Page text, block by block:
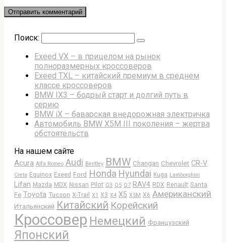
Поиск:
Exeed VX – в прицелом на рынок
полноразмерных кроссоверов
Exeed TXL – китайский премиум в среднем
классе кроссоверов
BMW IX3 – бодрый старт и долгий путь в
серию
BMW iX – баварская внедорожная электричка
Автомобиль BMW X5M III поколения – жертва
обстоятельств
На нашем сайте
Acura Alfa Romeo Audi Bentley BMW Changan Chevrolet CR-V
Creta Equinox Exeed Ford Honda Hyundai Kuga Lamborghini
Lifan Mazda MDX Nissan Pilot Q3 Q5 Q7 RAV4 RDX Renault Santa
Fe Toyota Tucson X-Trail X1 X3 X4 X5 X5M X6 Американский
Итальянский Китайский Корейский
Кроссовер Немецкий Французский
Японский